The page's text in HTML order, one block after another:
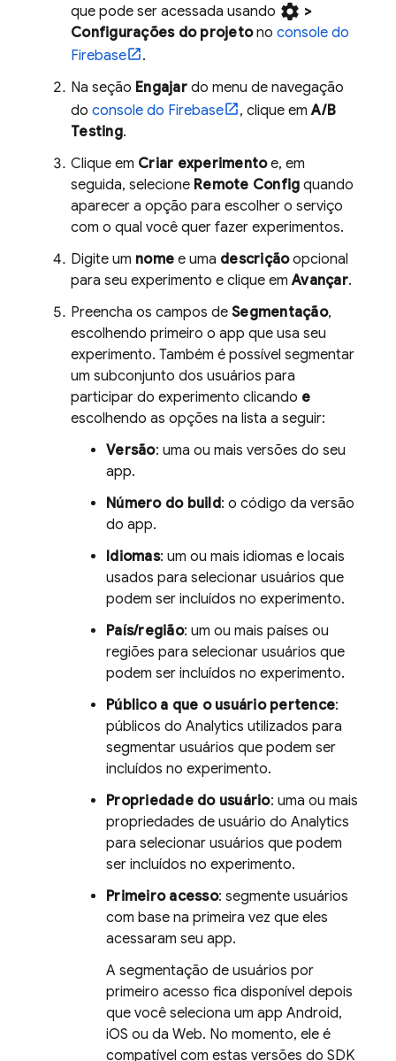
que pode ser acessada usando settings >
Configurações do projetono console do
Firebase
.
Na seção Engajardo menu de navegação
do console do Firebase , clique emA/B
Testing.
Clique em Criar experimentoe, em
seguida, selecione Remote Config quando
aparecer a opção para escolher o serviço
com o qual você quer fazer experimentos.
Digite um nome e uma descriçãoopcional
para seu experimento e clique emAvançar.
Preencha os campos de Segmentação,
escolhendo primeiro o app que usa seu
experimento. Também é possível segmentar
um subconjunto dos usuários para
participar do experimento clicando e
escolhendo as opções na lista a seguir:
Versão: uma ou mais versões do seu
app.
Número do build: o código da versão
do app.
Idiomas: um ou mais idiomas e locais
usados para selecionar usuários que
podem ser incluídos no experimento.
País/região: um ou mais países ou
regiões para selecionar usuários que
podem ser incluídos no experimento.
Público a que o usuário pertence:
públicos do Analytics utilizados para
segmentar usuários que podem ser
incluídos no experimento.
Propriedade do usuário: uma ou mais
propriedades de usuário do Analytics
para selecionar usuários que podem
ser incluídos no experimento.
Primeiro acesso: segmente usuários
com base na primeira vez que eles
acessaram seu app.
A segmentação de usuários por
primeiro acesso fica disponível depois
que você seleciona um app Android,
iOS ou da Web. No momento, ele é
compatível com estas versões do SDK